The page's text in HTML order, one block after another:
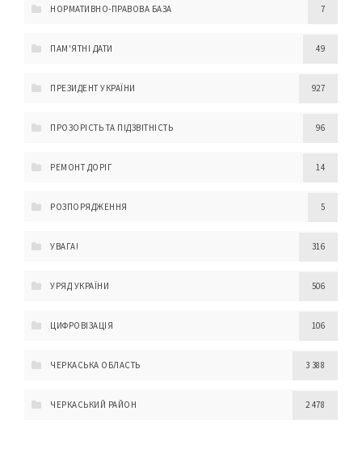
НОРМАТИВНО-ПРАВОВА БАЗА 7
ПАМ'ЯТНІ ДАТИ 49
ПРЕЗИДЕНТ УКРАЇНИ 927
ПРОЗОРІСТЬ ТА ПІДЗВІТНІСТЬ 96
РЕМОНТ ДОРІГ 14
РОЗПОРЯДЖЕННЯ 5
УВАГА! 316
УРЯД УКРАЇНИ 506
ЦИФРОВІЗАЦІЯ 106
ЧЕРКАСЬКА ОБЛАСТЬ 3 388
ЧЕРКАСЬКИЙ РАЙОН 2 478